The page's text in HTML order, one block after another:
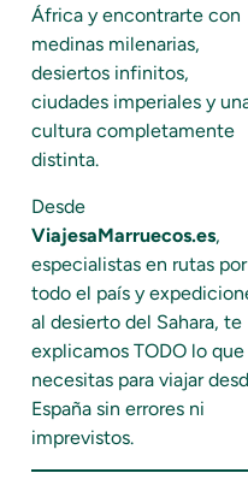
África y encontrarte con
medinas milenarias,
desiertos infinitos,
ciudades imperiales y
cultura completamente
distinta.
Desde
ViajesaMarruecos.es,
especialistas en rutas por
todo el país y
al desierto del Sahara, te
explicamos TODO lo que
necesitas para viajar
España sin errores ni
imprevistos.